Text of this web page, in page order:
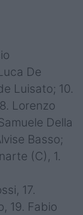
De
Luisato; 10.
Lorenzo
Della
Basso;
(C), 1.
17.
19. Fabio